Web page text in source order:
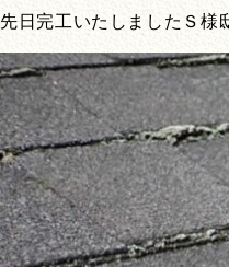
先日完工いたしましたＳ様